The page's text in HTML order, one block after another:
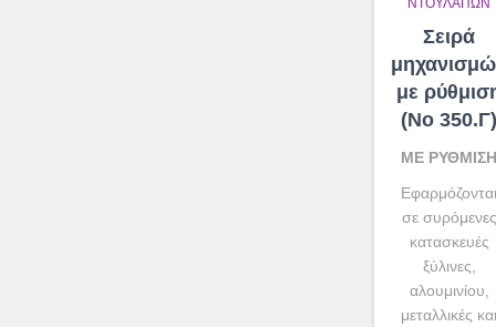
ΝΤΟΥΛΑΠΏΝ
Σειρά
με
(No 350.Γ)
ΜΕ ΡΥΘΜΙΣΗ
Εφαρμόζονται
σε συρόμενες
κατασκευές
ξύλινες,
αλουμινίου,
μεταλλικές και